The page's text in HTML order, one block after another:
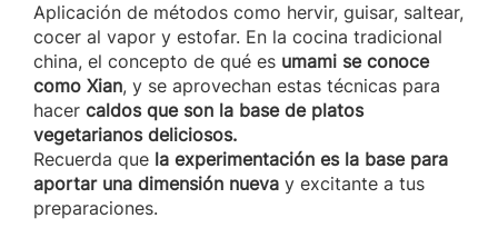
Aplicación de métodos como hervir, guisar, saltear,
cocer al vapor y estofar. En la cocina tradicional
china, el concepto de qué es umami se conoce
como Xian, y se aprovechan estas técnicas para
hacer caldos que son la base de platos
vegetarianos deliciosos.
Recuerda que la experimentación es la base para
aportar una dimensión nueva y excitante a tus
preparaciones.